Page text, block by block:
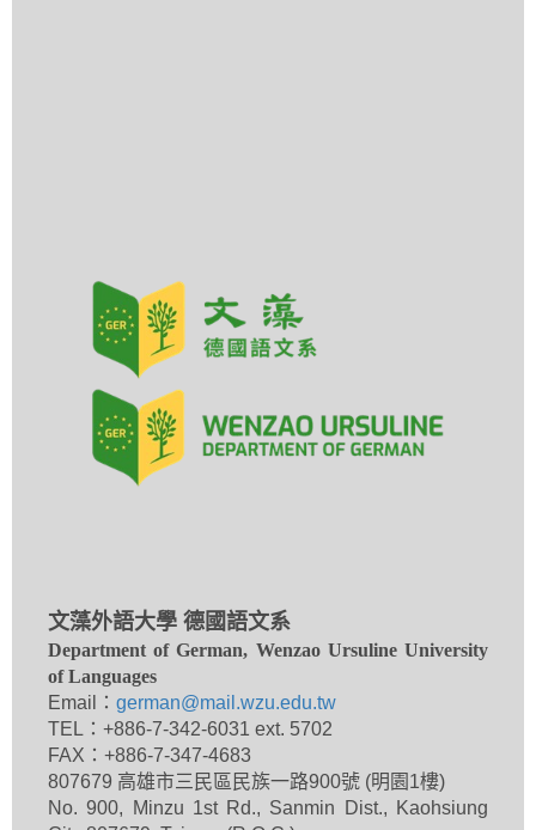
文藻外語大學 德國語文系
Department of German, Wenzao Ursuline University
of Languages
Email： german@mail.wzu.edu.tw
TEL：+886-7-342-6031 ext. 5702
FAX：+886-7-347-4683
807679 高雄市三民區民族一路900號 (明園1樓)
No. 900, Minzu 1st Rd., Sanmin Dist., Kaohsiung